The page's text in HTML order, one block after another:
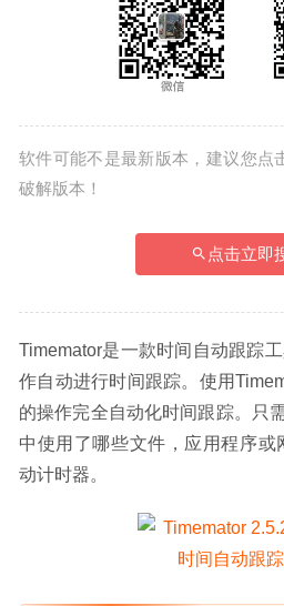
软件可能不是最新版本，建议您点
破解版本！
点击立即
Timemator是一款时间自动跟踪
作自动进行时间跟踪。使用
的操作完全自动化时间跟踪。只
中使用了哪些文件，应用程序或
动计时器。